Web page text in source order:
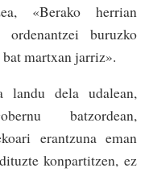
«Berako herrian
buruzko
martxan jarriz».
landu dela udalean,
batzordean,
erantzuna eman
konpartitzen, ez